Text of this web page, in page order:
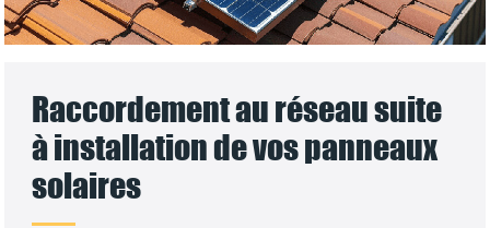
Raccordement au réseau suite
à installation de vos panneaux
solaires